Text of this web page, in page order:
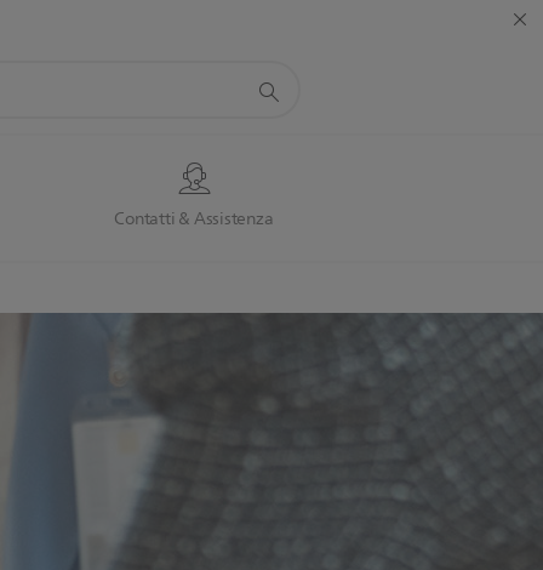
Contatti & Assistenza